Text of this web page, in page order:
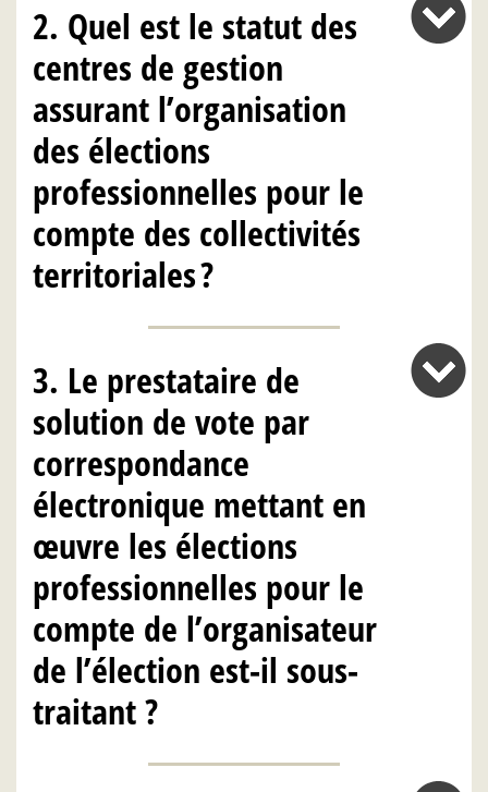
2. Quel est le statut des
centres de gestion
assurant l’organisation
des élections
professionnelles pour le
compte des collectivités
territoriales ?
3. Le prestataire de
solution de vote par
correspondance
électronique mettant en
œuvre les élections
professionnelles pour le
compte de l’organisateur
de l’élection est-il sous-
traitant ?